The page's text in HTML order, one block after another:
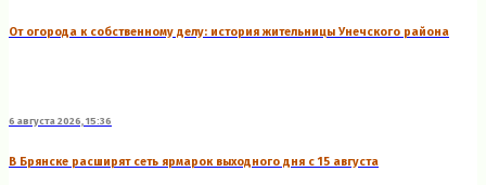
От огорода к собственному делу: история жительницы Унечского района
6 августа 2026, 15:36
В Брянске расширят сеть ярмарок выходного дня с 15 августа